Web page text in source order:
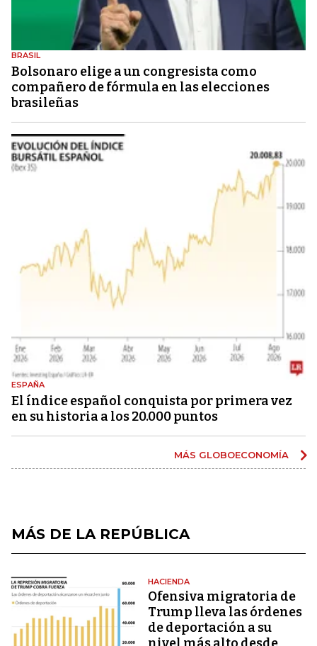
BRASIL
Bolsonaro elige a un congresista como
compañero de fórmula en las elecciones
brasileñas
ESPAÑA
El índice español conquista por primera vez
en su historia a los 20.000 puntos
MÁS GLOBOECONOMÍA
MÁS DE LA REPÚBLICA
HACIENDA
Ofensiva migratoria de
Trump lleva las órdenes
de deportación a su